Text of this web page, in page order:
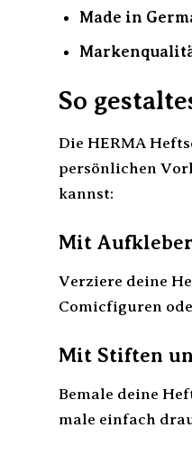
Made in
So
Die HERMA
persönlichen
kannst:
Mit
Verziere deine
Comicfiguren
Mit Stiften
Bemale deine
male einfach